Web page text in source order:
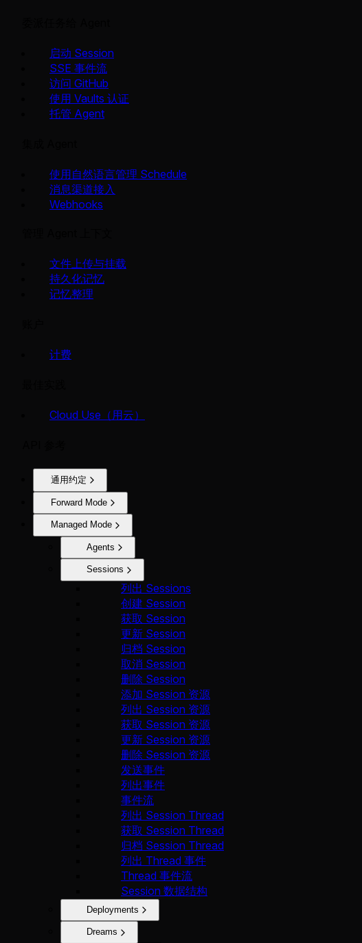
启动 Session
SSE 事件流
访问 GitHub
使用 Vaults 认证
托管 Agent
使用自然语言管理 Schedule
消息渠道接入
Webhooks
文件上传与挂载
持久化记忆
记忆整理
计费
Cloud Use（用云）
通用约定
Forward Mode
Managed Mode
Agents
Sessions
列出 Sessions
创建 Session
获取 Session
更新 Session
归档 Session
取消 Session
删除 Session
添加 Session 资源
列出 Session 资源
获取 Session 资源
更新 Session 资源
删除 Session 资源
发送事件
列出事件
事件流
列出 Session Thread
获取 Session Thread
归档 Session Thread
列出 Thread 事件
Thread 事件流
Session 数据结构
Deployments
Dreams